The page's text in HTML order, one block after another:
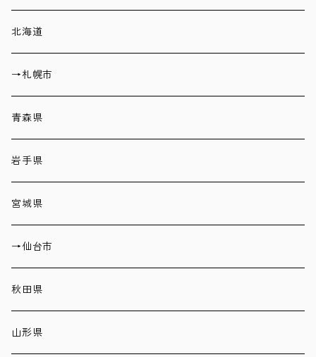
北海道
→札幌市
青森県
岩手県
宮城県
→仙台市
秋田県
山形県